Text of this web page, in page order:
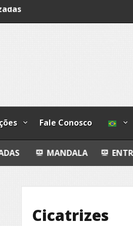
Fale Conosco
ENTROPIA ÍNTIMA
Cicatrizes